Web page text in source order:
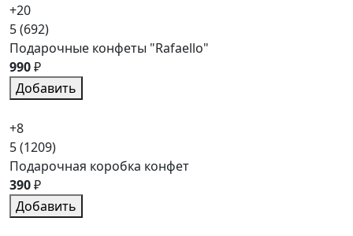
+20
5(692)
Подарочные конфеты "Rafaello"
990₽
Добавить
+8
5(1209)
Подарочная коробка конфет
390₽
Добавить